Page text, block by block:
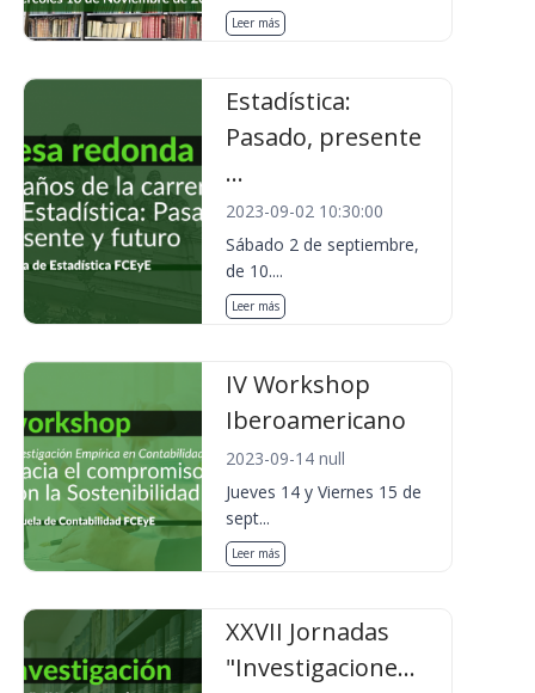
Leer más
Estadística:
Pasado, presente
...
2023-09-02 10:30:00
Sábado 2 de septiembre,
de 10....
Leer más
IV Workshop
Iberoamericano
2023-09-14 null
Jueves 14 y Viernes 15 de
sept...
Leer más
XXVII Jornadas
"Investigacione...